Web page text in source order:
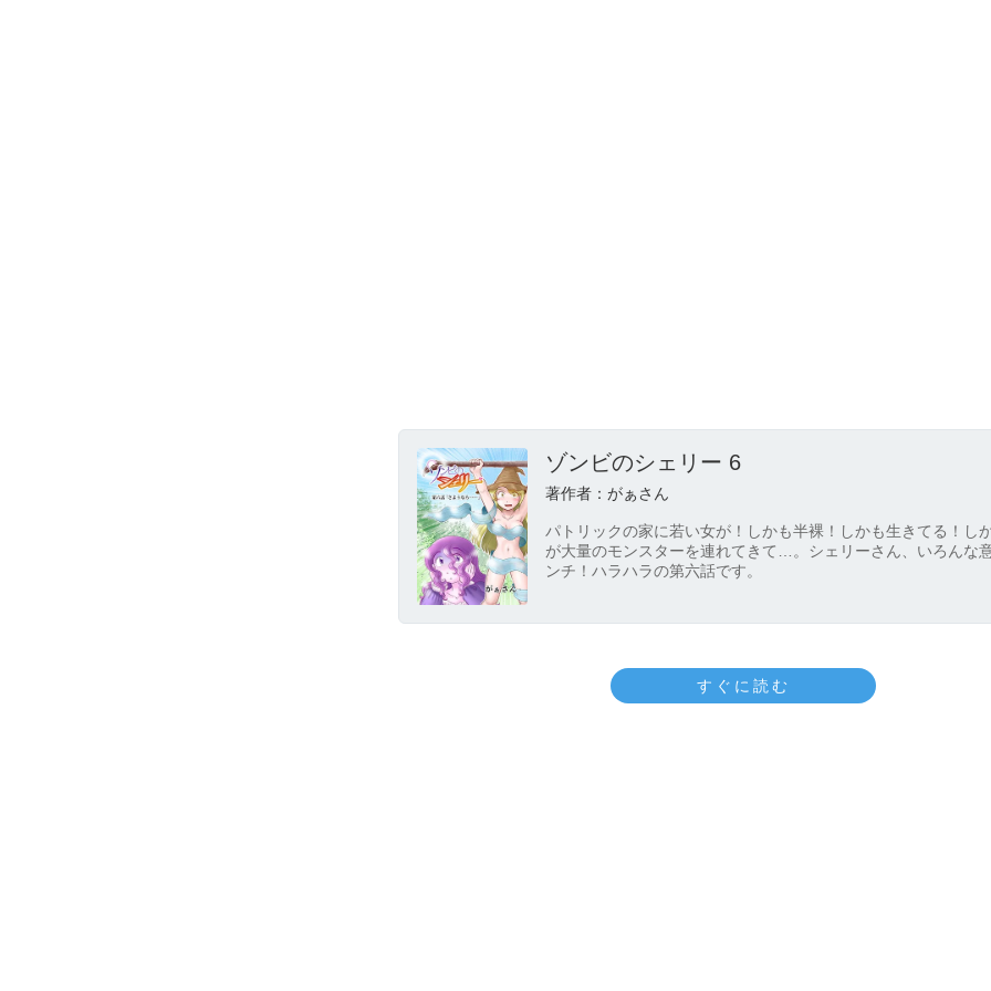
ゾンビのシェリー 6
著作者：がぁさん
パトリックの家に若い女が！しかも半裸！しかも生きてる！し
が大量のモンスターを連れてきて…。シェリーさん、いろんな
ンチ！ハラハラの第六話です。
すぐに読む